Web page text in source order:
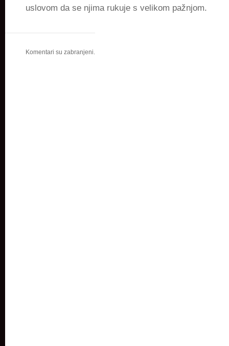
uslovom da se njima rukuje s velikom pažnjom.
Komentari su zabranjeni.